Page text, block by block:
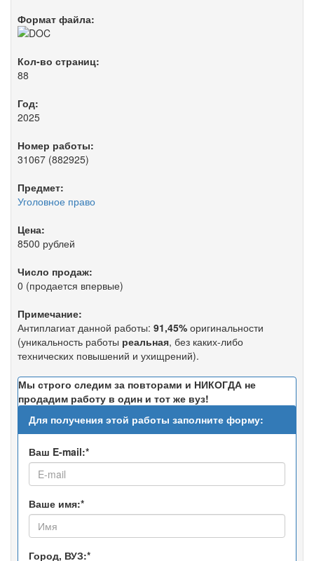
Формат файла:
Кол-во страниц:
88
Год:
2025
Номер работы:
31067 (882925)
Предмет:
Уголовное право
Цена:
8500 рублей
Число продаж:
0 (продается впервые)
Примечание:
Антиплагиат данной работы: 91,45% оригинальности
(уникальность работы реальная, без каких-либо
технических повышений и ухищрений).
Мы строго следим за повторами и НИКОГДА не
продадим работу в один и тот же вуз!
Для получения этой работы заполните форму:
Ваш E-mail:*
Ваше имя:*
Город, ВУЗ:*